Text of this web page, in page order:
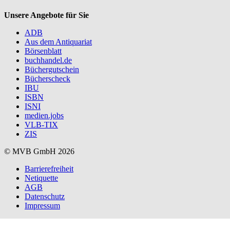
Unsere Angebote für Sie
ADB
Aus dem Antiquariat
Börsenblatt
buchhandel.de
Büchergutschein
Bücherscheck
IBU
ISBN
ISNI
medien.jobs
VLB-TIX
ZIS
© MVB GmbH 2026
Barrierefreiheit
Netiquette
AGB
Datenschutz
Impressum